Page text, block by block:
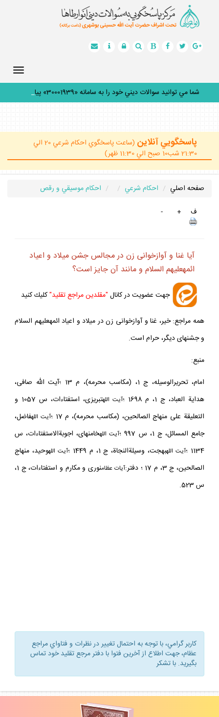
شما مي توانيد سوالات ديني خود را به سامانه «30001939» پيامك
پاسخگويي آنلاين
(ساعت پاسخگوي احكام شرعي 20 الي
21:30 شب10 صبح الي 11:30 ظهر)
صفحه اصلي احكام شرعي
احكام موسيقي و رقص
ف
+
-
آيا غنا و آوازخوانى زن در مجالس جشن ميلاد و اعياد
ائمه‏عليهم السلام و مانند آن جايز است؟
جهت عضويت در كانال "مقلدين مراجع تقليد"كليك كنيد
همه مراجع: خير، غنا و آوازخوانى زن در ميلاد و اعياد ائمه‏عليهم السلام
و جشن‏هاى ديگر، حرام است.
منبع:
امام، تحريرالوسيله، ج 1، (مكاسب محرمه)، م 13 ؛آيت الله صافى،
هداية العباد، ج 1، م 1698 ؛
آيت الله
تبريزى، استفتاءات، س 1057 و
التعليقة على منهاج الصالحين، (مكاسب محرمه)، م 17 ؛
آيت اللهفاضل،
جامع المسائل، ج 1، س 997 ؛
آيت اللهخامنه‏اى، اجوبةالاستفتاءات، س
1134 ؛ آيت اللهبهجت، وسيلةالنجاة، ج 1، م 1449 ؛ آيت اللهوحيد، منهاج
الصالحين، ج 3، م 17 ؛ دفتر:
آيات عظام
نورى و مكارم و استفتاءات، ج 1،
س 523.
كاربر گرامي، با توجه به احتمال تغيير در نظرات و فتاواي مراجع
عظام، جهت اطلاع از آخرين فتوا با دفتر مرجع تقليد خود تماس
بگيريد. با تشكر